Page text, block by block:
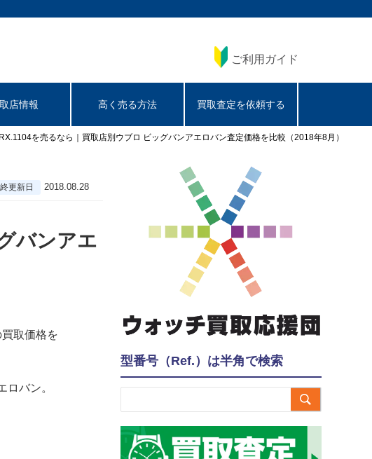
ご利用ガイド
店情報 高く売る方法 買取査定を依頼する
を売るなら｜買取店別ウブロ ビッグバンアエロバン査定価格を比較（2018年8月）
更新日 2018.08.28
バンアエ
取価格を
バン。
型番号（Ref.）は半角で検索
